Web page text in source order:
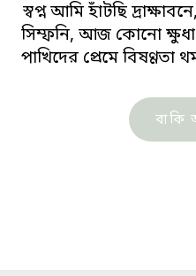
স্বপ্ন আমি হাঁটছি
সিম্ফনি, আজ কোনো ক্ষুধা
পাখিদের প্রেমে বিষণ্ণতা
বাকি